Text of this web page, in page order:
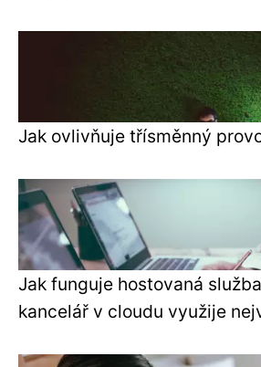
Jak ovlivňuje třísměnný
Jak funguje hostovaná
kancelář v cloudu využije